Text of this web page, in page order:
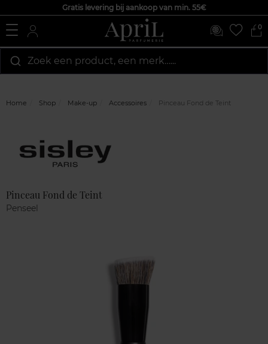
Gratis levering bij aankoop van min. 55€
0
Zoek een product, een merk…...
Home Shop Make-up Accessoires Pinceau Fond de Teint
Pinceau Fond de Teint
Penseel